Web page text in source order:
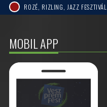
ROZÉ, RIZLING, JAZZ FESZTIVÁL
MOBIL APP